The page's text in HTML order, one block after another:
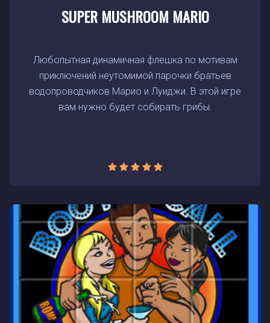
SUPER MUSHROOM MARIO
Любопытная динамичная флешка по мотивам
приключений неутомимой парочки братьев
водопроводчиков Марио и Луиджи. В этой игре
вам нужно будет собирать грибы.